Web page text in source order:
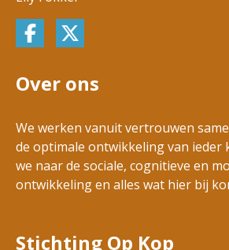
Over ons
We werken vanuit vertrouwen
de optimale ontwikkeling van ieder
we naar de sociale, cognitieve en
ontwikkeling en alles wat hier bij
Stichting Op Kop